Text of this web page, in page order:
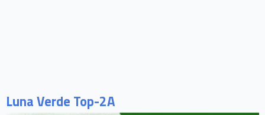
Luna Verde Top-2A